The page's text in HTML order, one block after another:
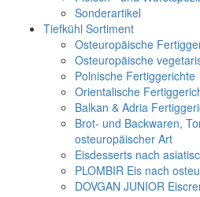
Sonderartikel
Tiefkühl Sortiment
Osteuropäische
Osteuropäische
Polnische Fertiggerichte
Orientalische
Balkan & Adria
Brot- und Backwaren,
osteuropäischer Art
Eisdesserts nach
PLOMBIR Eis nach
DOVGAN JUNIOR